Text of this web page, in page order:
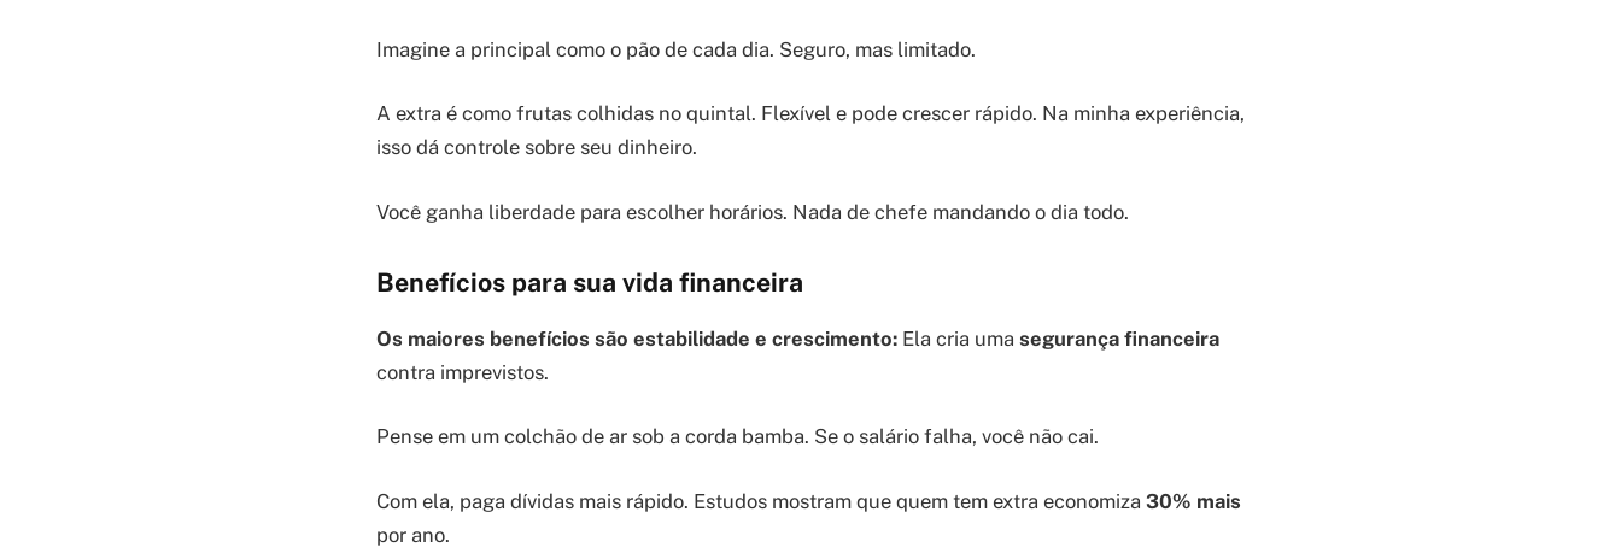
Imagine a principal como o pão de cada dia. Seguro, mas limitado.
A extra é como frutas colhidas no quintal. Flexível e pode crescer rápido. Na minha experiência,
isso dá controle sobre seu dinheiro.
Você ganha liberdade para escolher horários. Nada de chefe mandando o dia todo.
Benefícios para sua vida financeira
Os maiores benefícios são estabilidade e crescimento: Ela cria uma segurança financeira
contra imprevistos.
Pense em um colchão de ar sob a corda bamba. Se o salário falha, você não cai.
Com ela, paga dívidas mais rápido. Estudos mostram que quem tem extra economiza 30% mais
por ano.